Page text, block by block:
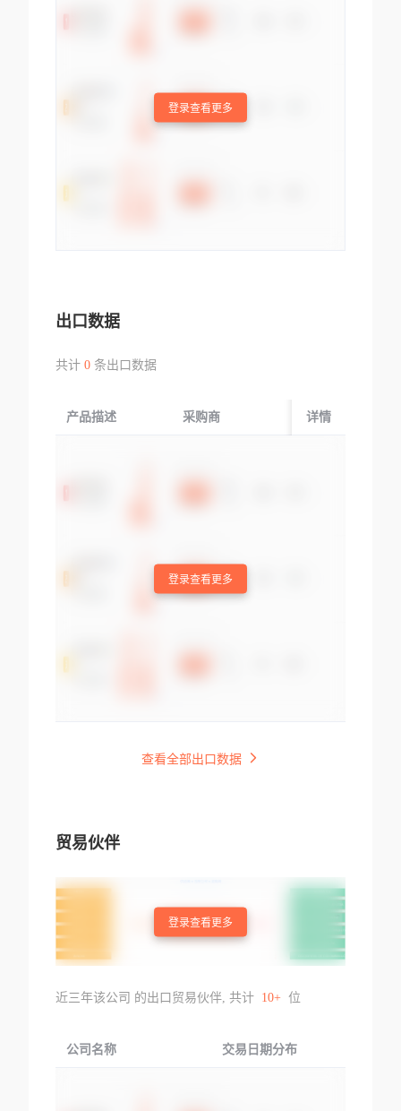
登录查看更多
出口数据
共计 0条出口数据
产品描述 采购商 起运国/地区
详情
登录查看更多
查看全部出口数据
贸易伙伴
登录查看更多
近三年该公司 的出口贸易伙伴, 共计 10+ 位
公司名称 交易日期分布